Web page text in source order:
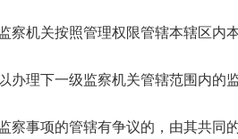
关按照管理权限管辖本辖区内本
理下一级监察机关管辖范围内的监
事项的管辖有争议的，由其共同的